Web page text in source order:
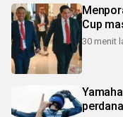
Cup
30 menit